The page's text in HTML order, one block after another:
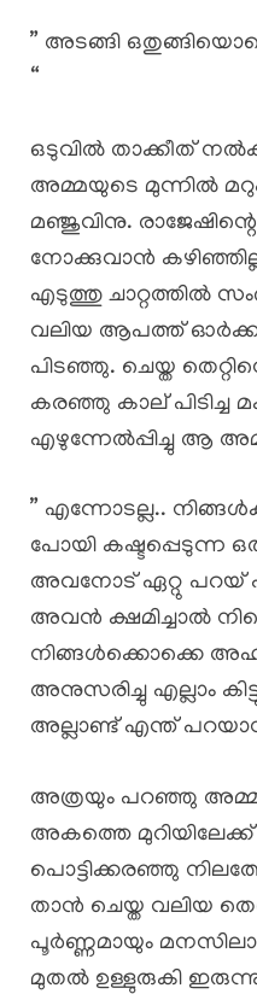
” അടങ്ങി
“
ഒടുവിൽ താക്കീത്
അമ്മയുടെ മുന്നിൽ
മഞ്ജുവിനു.
നോക്കുവാൻ
എടുത്തു ചാറ്റത്തിൽ
വലിയ ആപത്ത്
പിടഞ്ഞു. ചെയ്ത
കരഞ്ഞു കാല് പിടിച്ച
എഴുന്നേൽപ്പിച്ചു ആ
” എന്നോടല്ല..
പോയി കഷ്ടപ്പെടുന്ന
അവനോട് ഏറ്റു പറയ്
അവൻ ക്ഷമിച്ചാൽ
നിങ്ങൾക്കൊക്കെ
അനുസരിച്ചു എല്ലാം
അല്ലാണ്ട് എന്ത്
അത്രയും പറഞ്ഞു അമ്മ
അകത്തെ
പൊട്ടിക്കരഞ്ഞു
താൻ ചെയ്ത വലിയ
പൂർണ്ണമായും
മുതൽ ഉള്ളുരുകി